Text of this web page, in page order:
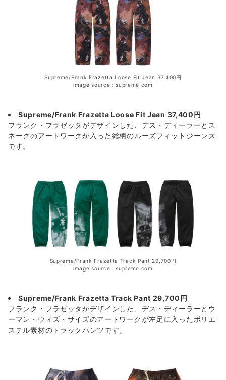
Supreme/Frank Frazetta Loose Fit Jean 37,400円
image source：supreme.com
Supreme/Frank Frazetta Loose Fit Jean 37,400円
フランク・フラゼッタがデザインした、デス・ディーラーとス
ネークのアートワークが入った総柄のルーズフィットジーンズ
です。
Supreme/Frank Frazetta Track Pant 29,700円
image source：supreme.com
Supreme/Frank Frazetta Track Pant 29,700円
フランク・フラゼッタがデザインした、デス・ディーラーとウ
ーマン・ウィズ・サイズのアートワークが左足に入ったポリエ
ステル素材のトラックパンツです。